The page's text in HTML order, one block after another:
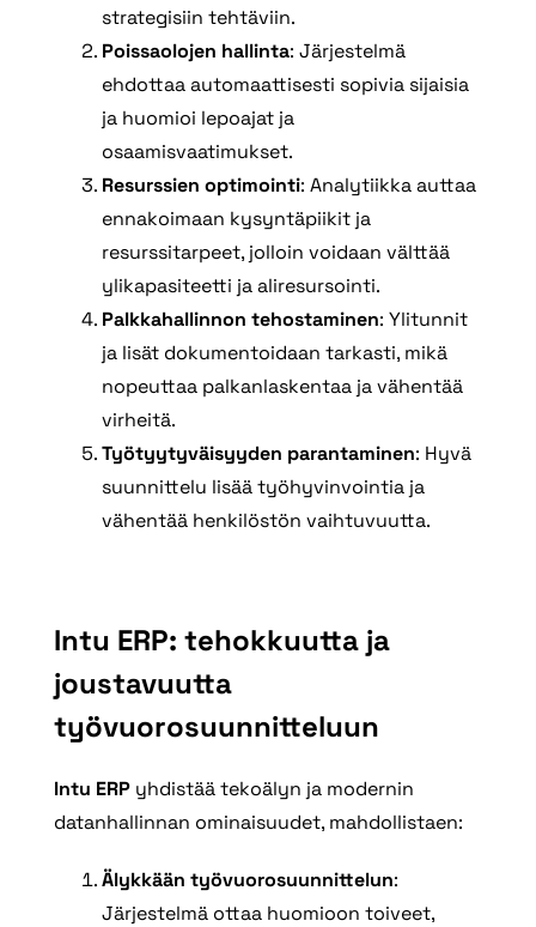
strategisiin tehtäviin.
Poissaolojen hallinta: Järjestelmä
ehdottaa automaattisesti sopivia sijaisia
ja huomioi lepoajat ja
osaamisvaatimukset.
Resurssien optimointi: Analytiikka auttaa
ennakoimaan kysyntäpiikit ja
resurssitarpeet, jolloin voidaan välttää
ylikapasiteetti ja aliresursointi.
Palkkahallinnon tehostaminen: Ylitunnit
ja lisät dokumentoidaan tarkasti, mikä
nopeuttaa palkanlaskentaa ja vähentää
virheitä.
Työtyytyväisyyden parantaminen: Hyvä
suunnittelu lisää työhyvinvointia ja
vähentää henkilöstön vaihtuvuutta.
Intu ERP: tehokkuutta ja
joustavuutta
työvuorosuunnitteluun
Intu ERPyhdistää tekoälyn ja modernin
datanhallinnan ominaisuudet, mahdollistaen:
Älykkään työvuorosuunnittelun:
Järjestelmä ottaa huomioon toiveet,